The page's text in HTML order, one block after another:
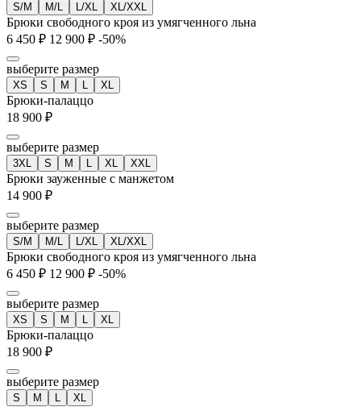
S/M M/L L/XL XL/XXL
Брюки свободного кроя из умягченного льна
6 450 ₽ 12 900 ₽ -50%
выберите размер
XS S M L XL
Брюки-палаццо
18 900 ₽
выберите размер
3XL S M L XL XXL
Брюки зауженные с манжетом
14 900 ₽
выберите размер
S/M M/L L/XL XL/XXL
Брюки свободного кроя из умягченного льна
6 450 ₽ 12 900 ₽ -50%
выберите размер
XS S M L XL
Брюки-палаццо
18 900 ₽
выберите размер
S M L XL